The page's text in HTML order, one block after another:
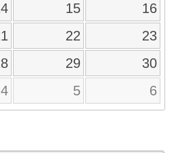
15
16
22
23
29
30
4 5 6